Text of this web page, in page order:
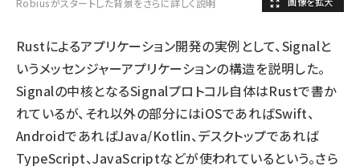
Robiusがスタートした背景をさらに詳しく説明
Rustによるアプリケーション開発の実例として、Signalと
いうメッセンジャーアプリケーションの構造を説明した。
Signalの中核となるSignalプロトコル自体はRustで書か
れているが、それ以外の部分にはiOSであればSwift、
AndroidであればJava/Kotlin、デスクトップであれば
TypeScript、JavaScriptなどが使われているという。さら